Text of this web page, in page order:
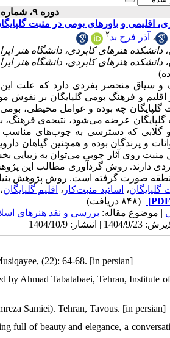
دوره ۹، شماره ۲ - ( دوفصلنامه ۱۴۰۴ )
اقلیمی و باورهای بومی در منبت
، آذر فرح بد۲
و سیاق منحصر بفردی دارد که علت
و فرهنگ بومی گلپایگان بر نقوش
چه بوده و عوامل محیطی،
گلپایگان عرضه می‌شود، نتیجه‌ی فرهنگ،
و گلابی که دسترسی به چوب‌های
و پرندگان بوده و همچنین گیاهان
منبت روی آثار چوبی می‌توان به زیبایی
دارند. روش گردآوری مطالب این
صورت گرفته است. روش پژوهش
گلپایگان، اساتید منبت‌کار ، اقلیم گلپایگان،
(۸۴۸ دریافت)
| موضوع مقاله: بررسی و نقد هنرهای
(22): 64-68. [in persian]
by Ahmad Tabatabaei, Tehran, Institute
Samiei). Tehran, Tavous. [in persian]
full of beauty and elegance, a